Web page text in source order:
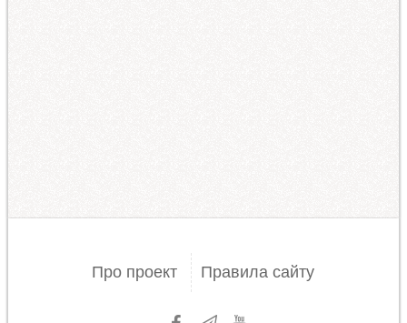
Про проект Правила сайту